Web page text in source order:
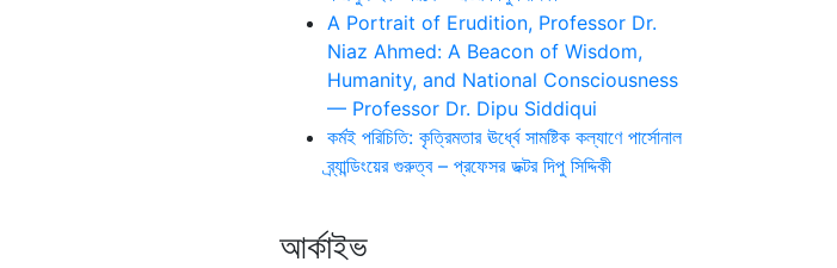
A Portrait of Erudition, Professor Dr.
Niaz Ahmed: A Beacon of Wisdom,
Humanity, and National Consciousness
— Professor Dr. Dipu Siddiqui
কর্মই পরিচিতি: কৃত্রিমতার ঊর্ধ্বে সামষ্টিক কল্যাণে পার্সোনাল
ব্র্যান্ডিংয়ের গুরুত্ব – প্রফেসর ডক্টর দিপু সিদ্দিকী
আর্কাইভ